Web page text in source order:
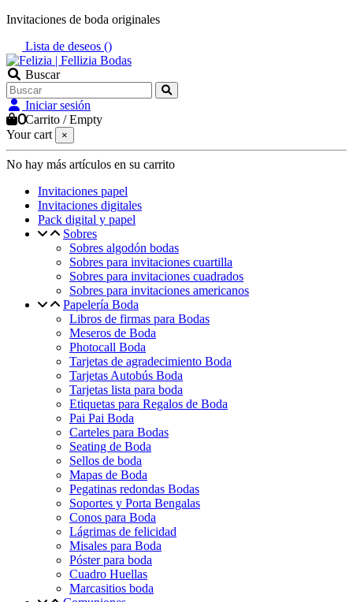
Invitaciones de boda originales
Lista de deseos ()
Buscar
Iniciar sesión
0Carrito /Empty
Your cart
×
No hay más artículos en su carrito
Invitaciones papel
Invitaciones digitales
Pack digital y papel
Sobres
Sobres algodón bodas
Sobres para invitaciones cuartilla
Sobres para invitaciones cuadrados
Sobres para invitaciones americanos
Papelería Boda
Libros de firmas para Bodas
Meseros de Boda
Photocall Boda
Tarjetas de agradecimiento Boda
Tarjetas Autobús Boda
Tarjetas lista para boda
Etiquetas para Regalos de Boda
Pai Pai Boda
Carteles para Bodas
Seating de Boda
Sellos de boda
Mapas de Boda
Pegatinas redondas Bodas
Soportes y Porta Bengalas
Conos para Boda
Lágrimas de felicidad
Misales para Boda
Póster para boda
Cuadro Huellas
Marcasitios boda